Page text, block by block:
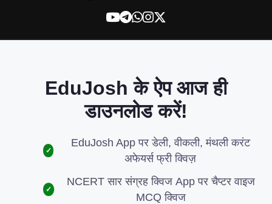
EduJosh के ऐप आज ही
डाउनलोड करें!
✓
EduJosh App पर डेली, वीकली, मंथली करंट
अफेयर्स फ्री क्विज़
✓
NCERT सार संग्रह क्विज App पर चैप्टर वाइज
MCQ क्विज